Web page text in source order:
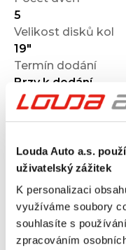
Louda Auto a.s.
uživatelský zážitek
K personalizaci
využíváme soubory
souhlasíte s
zpracováním
5
Velikost disků kol
19"
Termín dodání
Brzy k dodání
Údaje obsažené v
informativní